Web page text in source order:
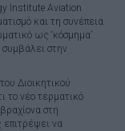
Institute Aviation
και τη συνέπεια
ως ‘κόσμημα’
στην
Διοικητικού
το νέο τερματικό
στη
να